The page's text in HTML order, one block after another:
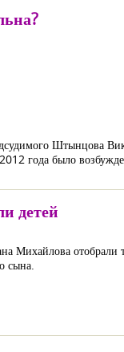
Штынцова
года было
детей
Михайлова отобрали
сына.